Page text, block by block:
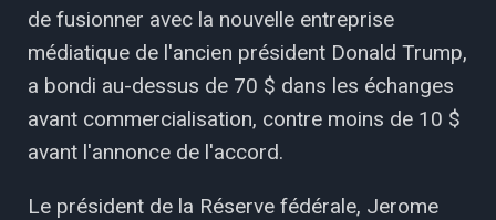
de fusionner avec la nouvelle entreprise
médiatique de l'ancien président Donald Trump,
a bondi au-dessus de 70 $ dans les échanges
avant commercialisation, contre moins de 10 $
avant l'annonce de l'accord.
Le président de la Réserve fédérale, Jerome